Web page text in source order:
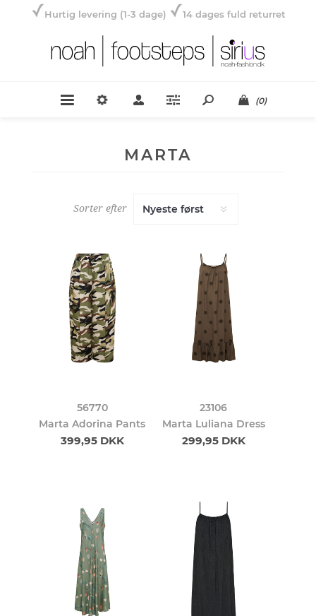
Hurtig levering (1-3 dage) 14 dages fuld returret
(0)
MARTA
Sorter efter
56770
Marta Adorina Pants
399,95 DKK
23106
Marta Luliana Dress
299,95 DKK